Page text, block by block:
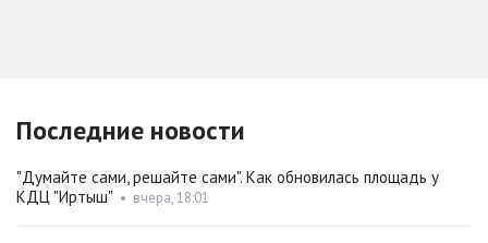
Последние новости
"Думайте сами, решайте сами". Как обновилась площадь у
КДЦ "Иртыш" • вчера, 18:01